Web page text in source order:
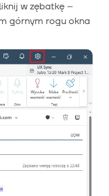
w zębatkę –
górnym rogu okna